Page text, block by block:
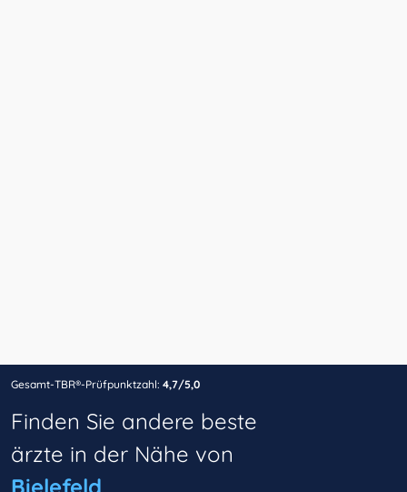
Gesamt-TBR®-Prüfpunktzahl: 4,7/5,0
Finden Sie andere beste
ärzte in der Nähe von